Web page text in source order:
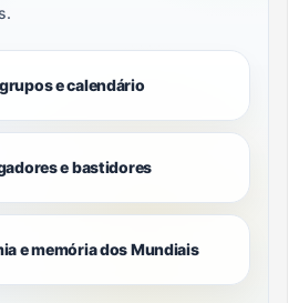
e calendário
e bastidores
e memória dos Mundiais